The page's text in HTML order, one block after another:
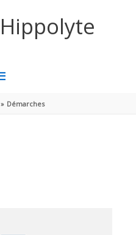
Démarches